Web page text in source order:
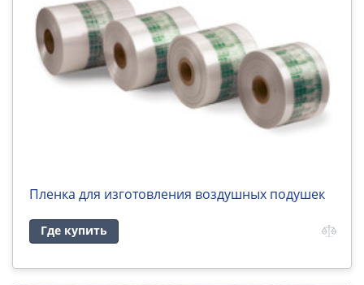
Пленка для изготовления воздушных подушек
Где купить